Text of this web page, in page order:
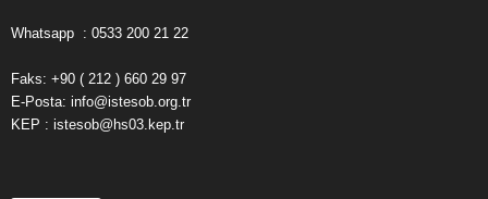
Whatsapp : 0533 200 21 22
Faks: +90 ( 212 ) 660 29 97
E-Posta: info@istesob.org.tr
KEP : istesob@hs03.kep.tr